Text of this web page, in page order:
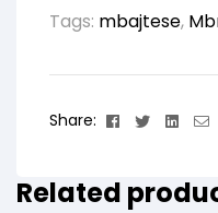
Tags: mbajtese,
Share: Facebook
Twitter
Related